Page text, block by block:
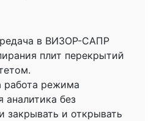
в ВИЗОР-САПР
плит перекрытий
работа режима
аналитика без
закрывать и открывать